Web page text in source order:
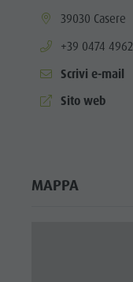
aria.location:
39030 Casere
aria.phone:
+39 0474
Scrivi e-mail
aria.website:
Sito web
MAPPA